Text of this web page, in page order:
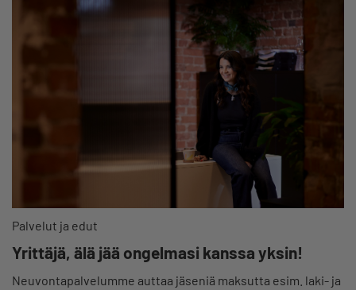
Palvelut ja edut
Yrittäjä, älä jää ongelmasi kanssa yksin!
Neuvontapalvelumme auttaa jäseniä maksutta esim. laki- ja